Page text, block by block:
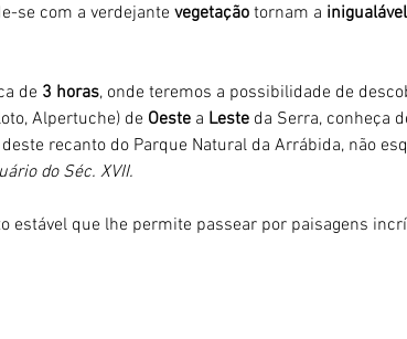
se com a verdejante vegetação tornam a inigualável
de 3 horas, onde teremos a possibilidade de
Alpertuche) de Oeste a Leste da Serra, conheça
recanto do Parque Natural da Arrábida, não
do Séc. XVII.
estável que lhe permite passear por paisagens